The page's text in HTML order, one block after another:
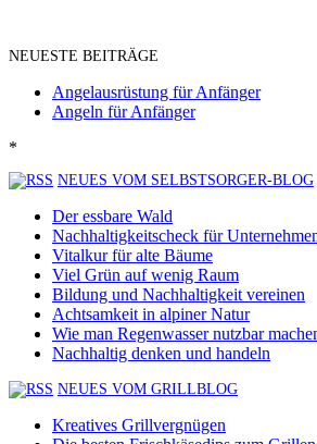
NEUESTE BEITRÄGE
Angelausrüstung für Anfänger
Angeln für Anfänger
*
NEUES VOM SELBSTSORGER-BLOG
Der essbare Wald
Nachhaltigkeitscheck für
Vitalkur für alte Bäume
Viel Grün auf wenig Raum
Bildung und Nachhaltigkeit vereinen
Achtsamkeit in alpiner Natur
Wie man Regenwasser nutzbar
Nachhaltig denken und handeln
NEUES VOM GRILLBLOG
Kreatives Grillvergnügen